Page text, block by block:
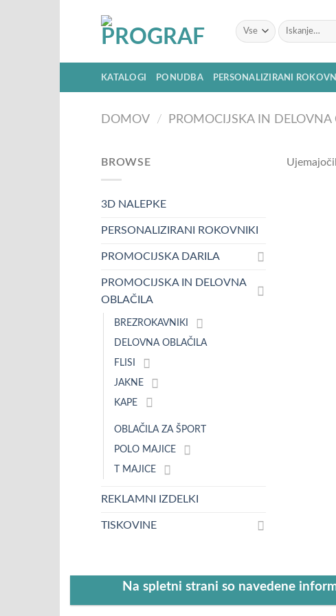
Išči:
KATALOGI PONUDBA PERSONALIZIRANI
DOMOV / PROMOCIJSKA IN DELOVNA
BROWSE
3D NALEPKE
PERSONALIZIRANI ROKOVNIKI
PROMOCIJSKA DARILA
PROMOCIJSKA IN DELOVNA
OBLAČILA
BREZROKAVNIKI
DELOVNA OBLAČILA
FLISI
JAKNE
KAPE
OBLAČILA ZA ŠPORT
POLO MAJICE
T MAJICE
REKLAMNI IZDELKI
TISKOVINE
Na spletni strani so navedene